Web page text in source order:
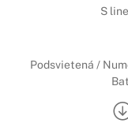
S
Podsvietená /